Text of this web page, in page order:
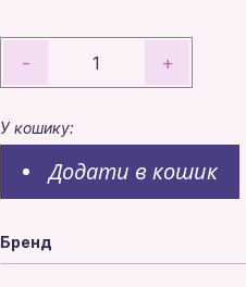
- +
У кошику:
Додати в кошик
Бренд